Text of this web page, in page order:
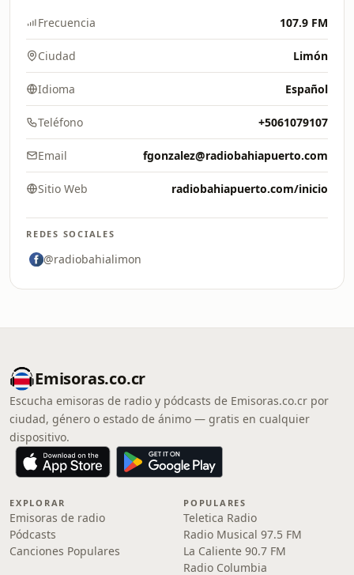
Frecuencia 107.9 FM
Ciudad Limón
Idioma Español
Teléfono +5061079107
Email fgonzalez@radiobahiapuerto.com
Sitio Web radiobahiapuerto.com/inicio
REDES SOCIALES
@radiobahialimon
Emisoras.co.cr
Escucha emisoras de radio y pódcasts de Emisoras.co.cr por
ciudad, género o estado de ánimo — gratis en cualquier
dispositivo.
EXPLORAR
Emisoras de radio
Pódcasts
Canciones Populares
POPULARES
Teletica Radio
Radio Musical 97.5 FM
La Caliente 90.7 FM
Radio Columbia